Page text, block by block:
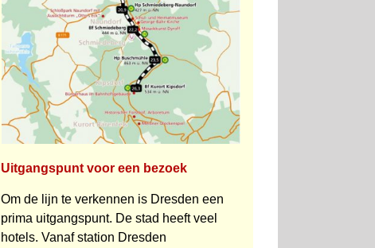
Uitgangspunt voor een bezoek
Om de lijn te verkennen is Dresden een
prima uitgangspunt. De stad heeft veel
hotels. Vanaf station Dresden